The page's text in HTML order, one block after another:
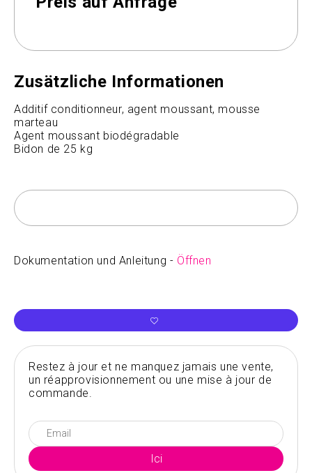
Zusätzliche Informationen
Additif conditionneur, agent moussant, mousse
marteau
Agent moussant biodégradable
Bidon de 25 kg
Dokumentation und Anleitung - Öffnen
Restez à jour et ne manquez jamais une vente,
un réapprovisionnement ou une mise à jour de
commande.